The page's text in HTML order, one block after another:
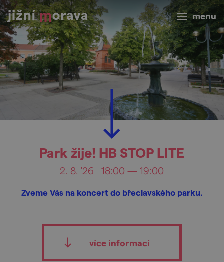
menu
Park žije! HB STOP LITE
2. 8. '26 18:00 — 19:00
Zveme Vás na koncert do břeclavského parku.
více informací